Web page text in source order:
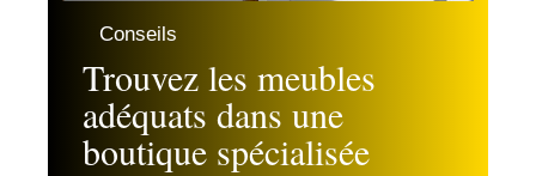
Conseils
Trouvez les meubles
adéquats dans une
boutique spécialisée